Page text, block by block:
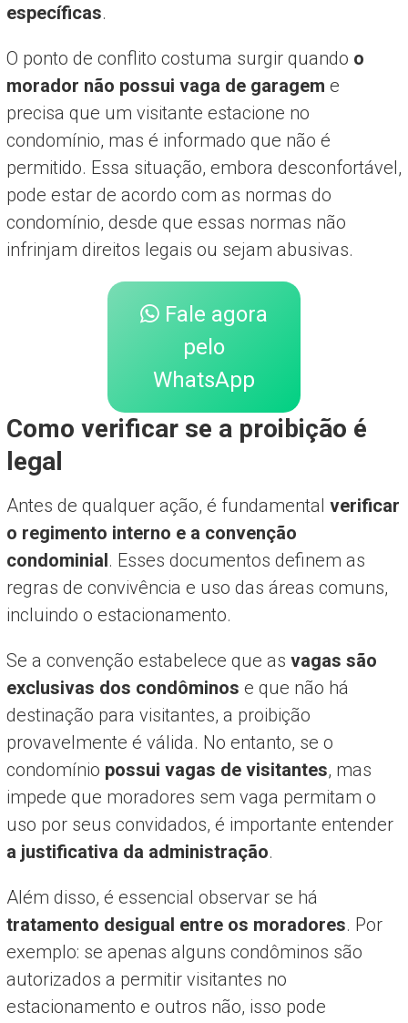
específicas.
O ponto de conflito costuma surgir quando o
morador não possui vaga de garagem e
precisa que um visitante estacione no
condomínio, mas é informado que não é
permitido. Essa situação, embora desconfortável,
pode estar de acordo com as normas do
condomínio, desde que essas normas não
infrinjam direitos legais ou sejam abusivas.
Fale agora
pelo
WhatsApp
Como verificar se a proibição é
legal
Antes de qualquer ação, é fundamental verificar
o regimento interno e a convenção
condominial. Esses documentos definem as
regras de convivência e uso das áreas comuns,
incluindo o estacionamento.
Se a convenção estabelece que as vagas são
exclusivas dos condôminos e que não há
destinação para visitantes, a proibição
provavelmente é válida. No entanto, se o
condomínio possui vagas de visitantes, mas
impede que moradores sem vaga permitam o
uso por seus convidados, é importante entender
a justificativa da administração.
Além disso, é essencial observar se há
tratamento desigual entre os moradores. Por
exemplo: se apenas alguns condôminos são
autorizados a permitir visitantes no
estacionamento e outros não, isso pode